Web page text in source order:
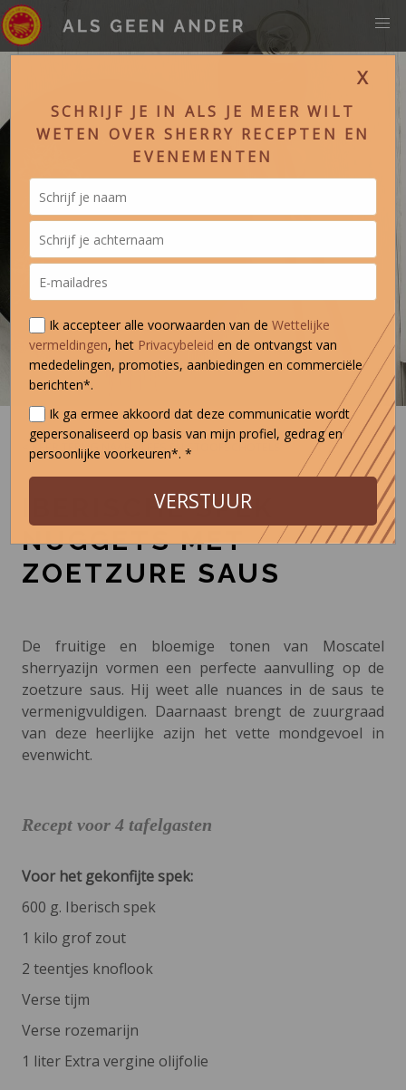
< KEER TERUG NAAR VLEES EN STOOFSCHOTELS
IBERISCHE SPEK
NUGGETS MET
ZOETZURE SAUS
De fruitige en bloemige tonen van Moscatel
sherryazijn vormen een perfecte aanvulling op de
zoetzure saus. Hij weet alle nuances in de saus te
vermenigvuldigen. Daarnaast brengt de zuurgraad
van deze heerlijke azijn het vette mondgevoel in
evenwicht.
Recept voor 4 tafelgasten
Voor het gekonfijte spek:
600 g. Iberisch spek
1 kilo grof zout
2 teentjes knoflook
Verse tijm
Verse rozemarijn
1 liter Extra vergine olijfolie
X
SCHRIJF JE IN ALS JE MEER WILT
WETEN OVER SHERRY RECEPTEN EN
EVENEMENTEN
Ik accepteer alle voorwaarden van deWettelijke
vermeldingen, het Privacybeleid en de ontvangst van
mededelingen, promoties, aanbiedingen en commerciële
berichten*.
Ik ga ermee akkoord dat deze communicatie wordt
gepersonaliseerd op basis van mijn profiel, gedrag en
persoonlijke voorkeuren*. *
VERSTUUR